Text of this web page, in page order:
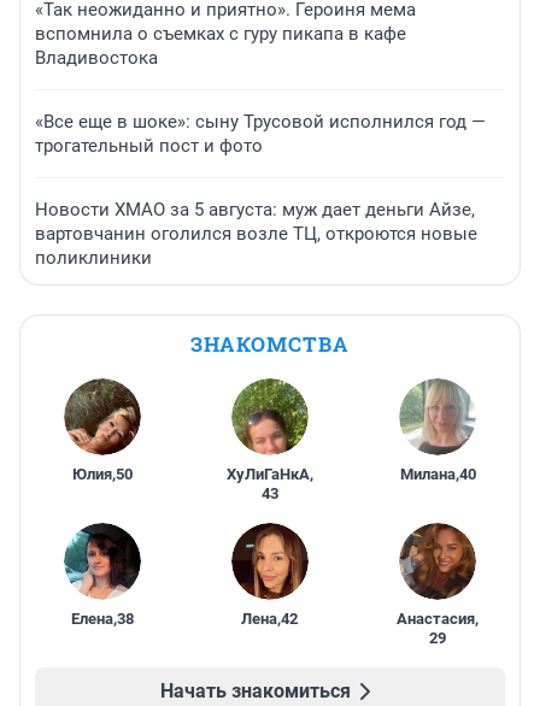
«Так неожиданно и приятно». Героиня мема
вспомнила о съемках с гуру пикапа в кафе
Владивостока
«Все еще в шоке»: сыну Трусовой исполнился год —
трогательный пост и фото
Новости ХМАО за 5 августа: муж дает деньги Айзе,
вартовчанин оголился возле ТЦ, откроются новые
поликлиники
ЗНАКОМСТВА
Юлия,50 ХуЛиГаНкА,
43
Милана,40
Елена,38 Лена,42 Анастасия,
29
Начать знакомиться